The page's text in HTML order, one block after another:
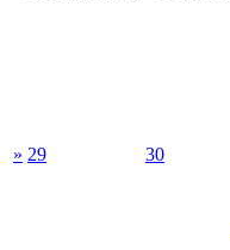
» 29 30